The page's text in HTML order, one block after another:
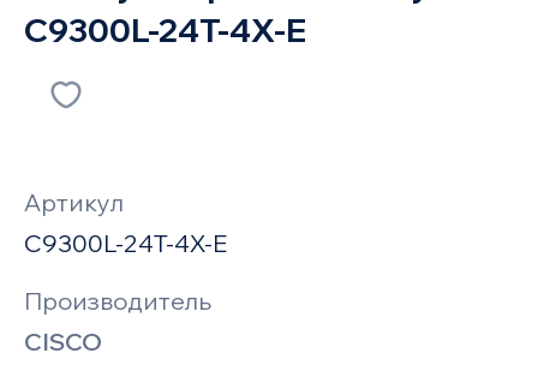
C9300L-24T-4X-E
Артикул
C9300L-24T-4X-E
Производитель
CISCO